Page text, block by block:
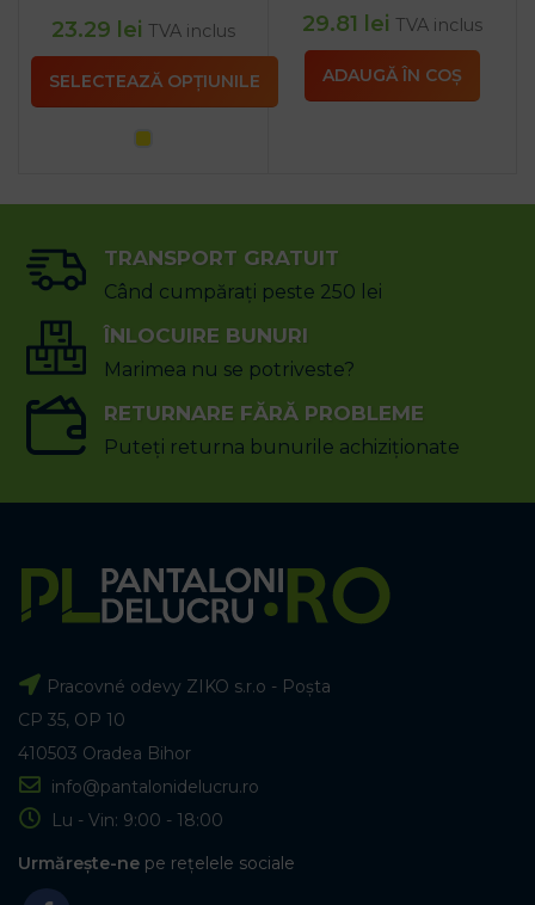
23.29 lei TVA inclus
SELECTEAZĂ OPȚIUNILE
29.81 lei TVA inclus
ADAUGĂ ÎN COȘ
TRANSPORT GRATUIT
Când cumpărați peste 250 lei
ÎNLOCUIRE BUNURI
Marimea nu se potriveste?
RETURNARE FĂRĂ PROBLEME
Puteți returna bunurile achiziționate
Pracovné odevy ZIKO s.r.o - Poșta
CP 35, OP 10
410503 Oradea Bihor
info@pantalonidelucru.ro
Lu - Vin: 9:00 - 18:00
Urmărește-ne pe rețelele sociale